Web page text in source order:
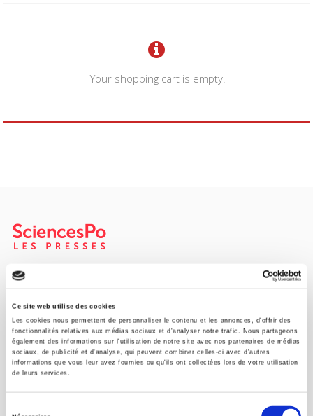
Ce site web utilise des cookies
Les cookies nous permettent de personnaliser le contenu et les annonces, d'offrir des
fonctionnalités relatives aux médias sociaux et d'analyser notre trafic. Nous partageons
également des informations sur l'utilisation de notre site avec nos partenaires de médias
sociaux, de publicité et d'analyse, qui peuvent combiner celles-ci avec d'autres
informations que vous leur avez fournies ou qu'ils ont collectées lors de votre utilisation
de leurs services.
Your shopping cart is empty.
SCIENCES PO UNIVERSITY PRESS has a threefold role: to publish
original research, to edit reference works for student use, and to
help public and political debate.
CONTACTS
FOREIGN RIGHTS
FOR BOOKSHOPS